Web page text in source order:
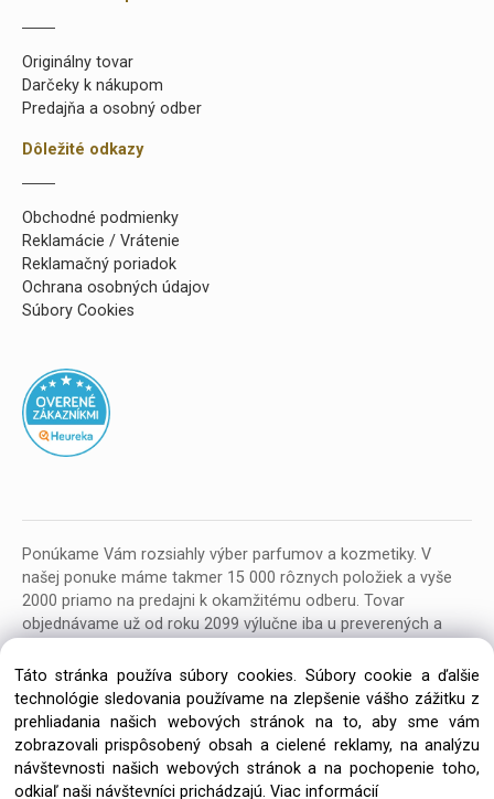
Originálny tovar
Darčeky k nákupom
Predajňa a osobný odber
Dôležité odkazy
Obchodné podmienky
Reklamácie / Vrátenie
Reklamačný poriadok
Ochrana osobných údajov
Súbory Cookies
Ponúkame Vám rozsiahly výber parfumov a kozmetiky. V
našej ponuke máme takmer 15 000 rôznych položiek a vyše
2000 priamo na predajni k okamžitému odberu. Tovar
objednávame už od roku 2099 výlučne iba u preverených a
Copyright © 2026 Parfumeria ORION, All rights reserved
Táto stránka používa súbory cookies. Súbory cookie a ďalšie
technológie sledovania používame na zlepšenie vášho zážitku z
prehliadania našich webových stránok na to, aby sme vám
zobrazovali prispôsobený obsah a cielené reklamy, na analýzu
návštevnosti našich webových stránok a na pochopenie toho,
odkiaľ naši návštevníci prichádzajú. Viac informácií